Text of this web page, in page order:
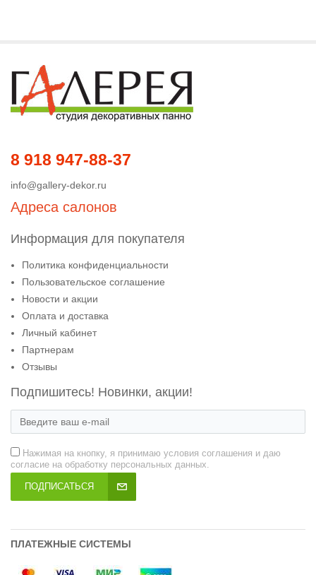
8 918 947-88-37
info@gallery-dekor.ru
Адреса салонов
Информация для покупателя
Политика конфиденциальности
Пользовательское соглашение
Новости и акции
Оплата и доставка
Личный кабинет
Партнерам
Отзывы
Подпишитесь! Новинки, акции!
Нажимая на кнопку, я принимаю условия соглашения и даю
согласие на обработку персональных данных.
ПОДПИСАТЬСЯ
ПЛАТЕЖНЫЕ СИСТЕМЫ